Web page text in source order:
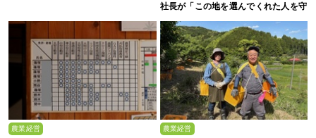
社長が「この地を選んでくれた人を守
る」と誓った日
農業経営 農業経営